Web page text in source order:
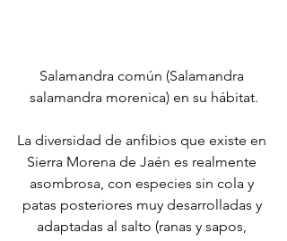
Salamandra común (Salamandra
salamandra morenica) en su hábitat.
La diversidad de anfibios que existe en
Sierra Morena de Jaén es realmente
asombrosa, con especies sin cola y
patas posteriores muy desarrolladas y
adaptadas al salto (ranas y sapos,